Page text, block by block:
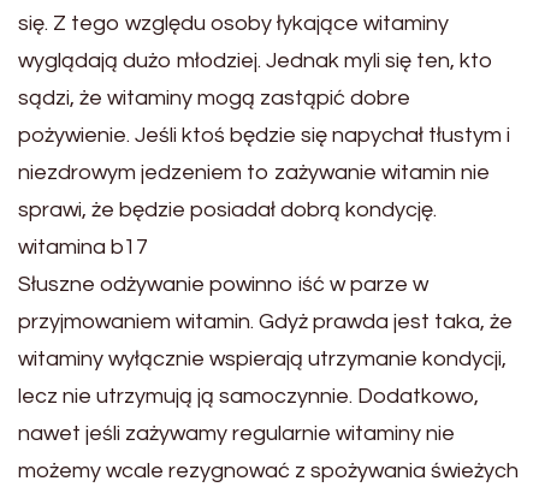
się. Z tego względu osoby łykające witaminy
wyglądają dużo młodziej. Jednak myli się ten, kto
sądzi, że witaminy mogą zastąpić dobre
pożywienie. Jeśli ktoś będzie się napychał tłustym i
niezdrowym jedzeniem to zażywanie witamin nie
sprawi, że będzie posiadał dobrą kondycję.
witamina b17
Słuszne odżywanie powinno iść w parze w
przyjmowaniem witamin. Gdyż prawda jest taka, że
witaminy wyłącznie wspierają utrzymanie kondycji,
lecz nie utrzymują ją samoczynnie. Dodatkowo,
nawet jeśli zażywamy regularnie witaminy nie
możemy wcale rezygnować z spożywania świeżych